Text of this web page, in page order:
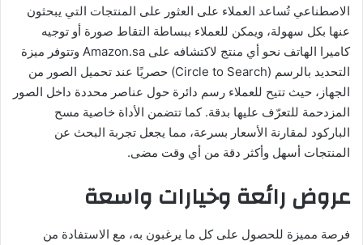
الاصطناعي تُساعد العملاء على العثور على المنتجات التي يبحثون
عنها بكل سهولة، ويمكن للعملاء ببساطة التقاط صورة أو توجيه
كاميرا الهاتف نحو أي منتج لاكتشافه على Amazon.sa وتتوفر ميزة
التحديد بالرسم (Circle to Search) حصريًا عند تحميل الصور من
الجهاز، حيث تتيح للعملاء رسم دائرة حول عناصر محددة داخل الصور
المزدحمة للتعرّف عليها بدقة. كما تتضمن الأداة خاصية مسح
الباركود لمقارنة الأسعار بسرعة، مما يجعل تجربة البحث عن
المنتجات أسهل وأكثر دقة من أي وقت مضى.
عروض رائعة وخيارات واسعة
فرصة مميزة للحصول على كل ما يرغبون به، مع الاستفادة من